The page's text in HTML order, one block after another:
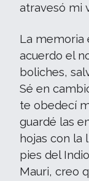
atravesó mi
La memoria
acuerdo el
boliches,
Sé en
te obedecí
guardé las
hojas con la
pies del
Mauri, creo